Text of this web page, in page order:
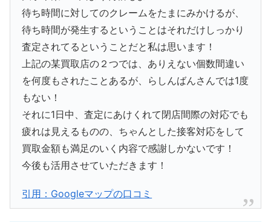
待ち時間に対してのクレームをたまにみかけるが、
待ち時間が発生するということはそれだけしっかり
査定されてるということだと私は思います！
上記の某買取店の２つでは、ありえない個数間違い
を何度もされたことあるが、らしんばんさんでは1度
もない！
それに1日中、査定にあけくれて閉店間際の対応でも
疲れは見えるものの、ちゃんとした接客対応をして
買取金額も満足のいく内容で感謝しかないです！
今後も活用させていただきます！
引用：Googleマップの口コミ